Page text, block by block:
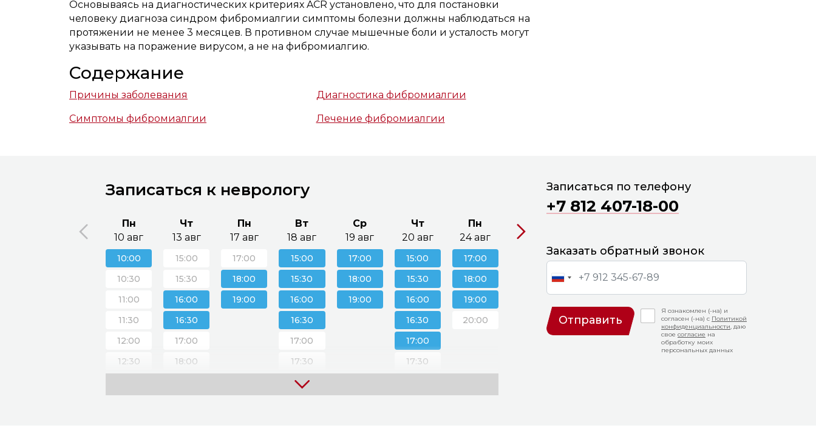
Основываясь на диагностических критериях ACR установлено, что для постановки
человеку диагноза синдром фибромиалгии симптомы болезни должны наблюдаться на
протяжении не менее 3 месяцев. В противном случае мышечные боли и усталость могут
указывать на поражение вирусом, а не на фибромиалгию.
Содержание
Причины заболевания
Симптомы фибромиалгии
Диагностика фибромиалгии
Лечение фибромиалгии
Записаться к неврологу
Пн
10 авг
10:00
10:30
11:00
11:30
12:00
12:30
Чт
13 авг
15:00
15:30
16:00
16:30
17:00
18:00
Пн
17 авг
17:00
18:00
19:00
Вт
18 авг
15:00
15:30
16:00
16:30
17:00
17:30
18:00
Ср
19 авг
17:00
18:00
19:00
Чт
20 авг
15:00
15:30
16:00
16:30
17:00
17:30
Пн
24 авг
17:00
18:00
19:00
20:00
25 авг
17:00
18:00
20:00
15:00
15:30
16:30
10:00
11:30
12:00
Записаться по телефону
+7 812 407-18-00
Заказать обратный звонок
Отправить
Я ознакомлен (-на) и
согласен (-на) с Политикой
конфиденциальности, даю
свое согласие на
обработку моих
персональных данных